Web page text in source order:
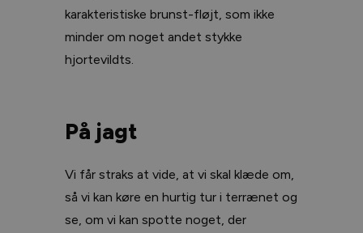
karakteristiske brunst-fløjt, som ikke
minder om noget andet stykke
hjortevildts.
På jagt
Vi får straks at vide, at vi skal klæde om,
så vi kan køre en hurtig tur i terrænet og
se, om vi kan spotte noget, der